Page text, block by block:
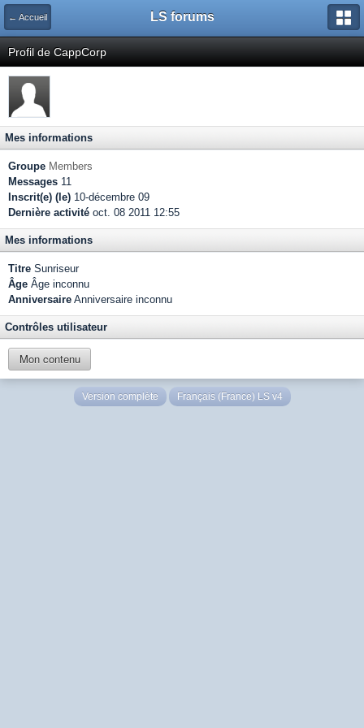
← Accueil LS forums
Profil de CappCorp
Mes informations
Groupe Members
Messages 11
Inscrit(e) (le) 10-décembre 09
Dernière activité oct. 08 2011 12:55
Mes informations
Titre Sunriseur
Âge Âge inconnu
Anniversaire Anniversaire inconnu
Contrôles utilisateur
Mon contenu
Version complète Français (France) LS v4